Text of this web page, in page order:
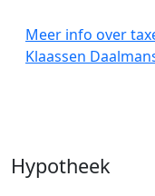
Meer info over
Klaassen
Hypotheek